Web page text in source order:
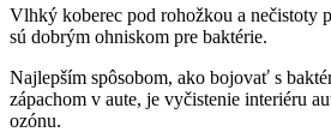
Vlhký koberec pod rohožkou a nečistoty
sú dobrým ohniskom pre baktérie.
Najlepším spôsobom, ako bojovať s
zápachom v aute, je vyčistenie interiéru
ozónu.